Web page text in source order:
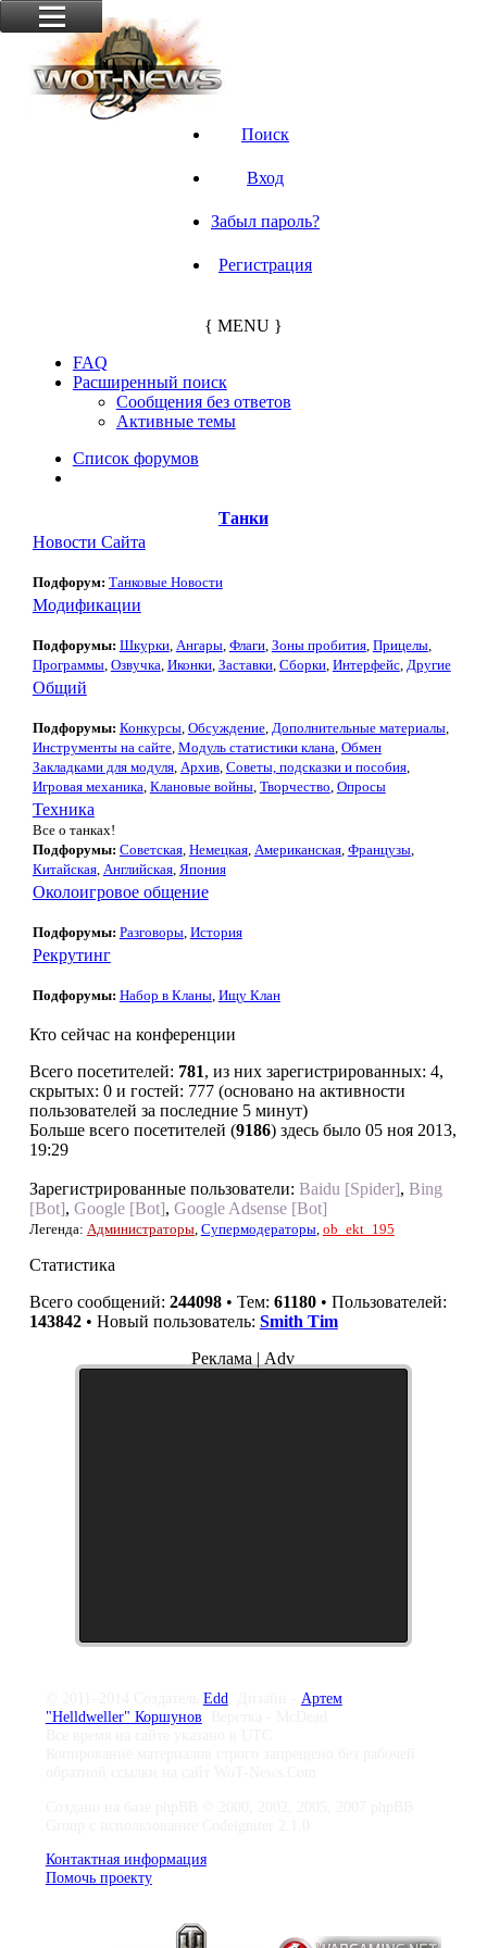
Поиск
Вход
Забыл пароль?
Регистрация
{ MENU }
FAQ
Расширенный поиск
Сообщения без ответов
Активные темы
Список форумов
Танки
Новости Сайта
Подфорум: Танковые Новости
Модификации
Подфорумы: Шкурки, Ангары, Флаги, Зоны пробития, Прицелы,
Программы, Озвучка, Иконки, Заставки, Сборки, Интерфейс, Другие
Общий
Подфорумы: Конкурсы, Обсуждение, Дополнительные материалы,
Инструменты на сайте, Модуль статистики клана, Обмен
Закладками для модуля, Архив, Советы, подсказки и пособия,
Игровая механика, Клановые войны, Творчество, Опросы
Техника
Все о танках!
Подфорумы: Советская, Немецкая, Американская, Французы,
Китайская, Английская, Япония
Околоигровое общение
Подфорумы: Разговоры, История
Рекрутинг
Подфорумы: Набор в Кланы, Ищу Клан
Кто сейчас на конференции
Всего посетителей: 781, из них зарегистрированных: 4,
скрытых: 0 и гостей: 777 (основано на активности
пользователей за последние 5 минут)
Больше всего посетителей (9186) здесь было 05 ноя 2013,
19:29
Зарегистрированные пользователи: Baidu [Spider], Bing
[Bot], Google [Bot], Google Adsense [Bot]
Легенда: Администраторы, Супермодераторы, ob_ekt_195
Статистика
Всего сообщений: 244098• Тем: 61180• Пользователей:
143842• Новый пользователь: Smith Tim
Реклама | Adv
Edd
Артем
"Helldweller" Коршунов
Контактная информация
Помочь проекту